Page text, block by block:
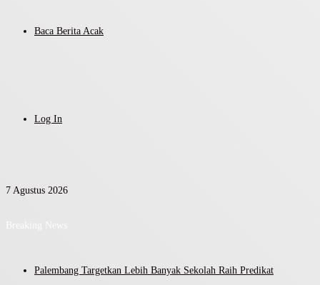
Baca Berita Acak
Log In
7 Agustus 2026
Breaking News
Palembang Targetkan Lebih Banyak Sekolah Raih Predikat